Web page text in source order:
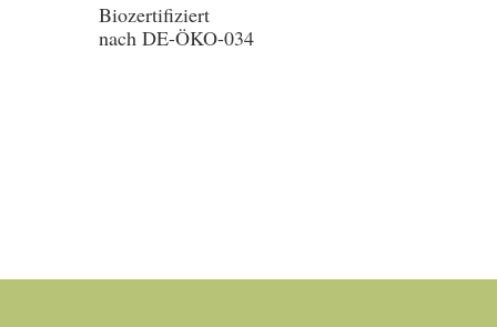
Biozertifiziert
nach DE-ÖKO-034